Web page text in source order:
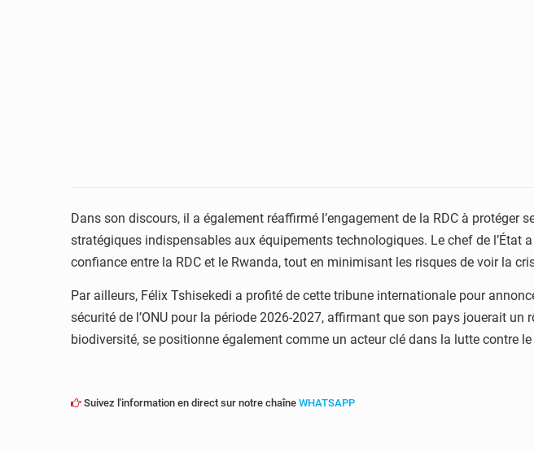
Dans son discours, il a également réaffirmé l’engagement de la RDC à
stratégiques indispensables aux équipements technologiques. Le chef de
confiance entre la RDC et le Rwanda, tout en minimisant les risques de voir la
Par ailleurs, Félix Tshisekedi a profité de cette tribune internationale pour
sécurité de l’ONU pour la période 2026-2027, affirmant que son pays jouerait
biodiversité, se positionne également comme un acteur clé dans la lutte contre
Suivez l'information en direct sur notre chaîne WHATSAPP